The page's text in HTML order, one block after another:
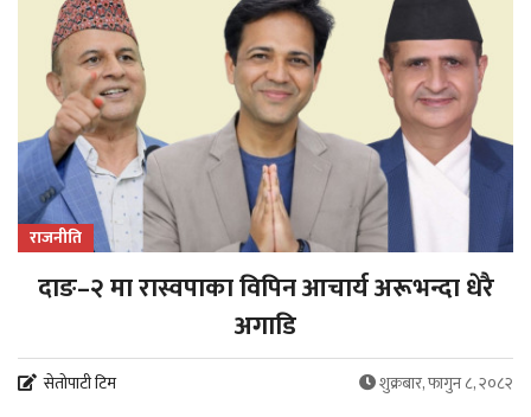
राजनीति
दाङ–२ मा रास्वपाका विपिन आचार्य अरूभन्दा धेरै
अगाडि
सेतोपाटी टिम शुक्रबार, फागुन ८, २०८२